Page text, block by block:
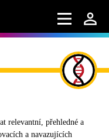
relevantní, přehledné a
a navazujících